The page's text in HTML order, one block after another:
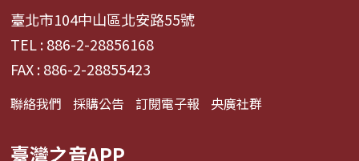
臺北市104中山區北安路55號
TEL : 886-2-28856168
FAX : 886-2-28855423
聯絡我們 採購公告 訂閱電子報 央廣社群
臺灣之音APP